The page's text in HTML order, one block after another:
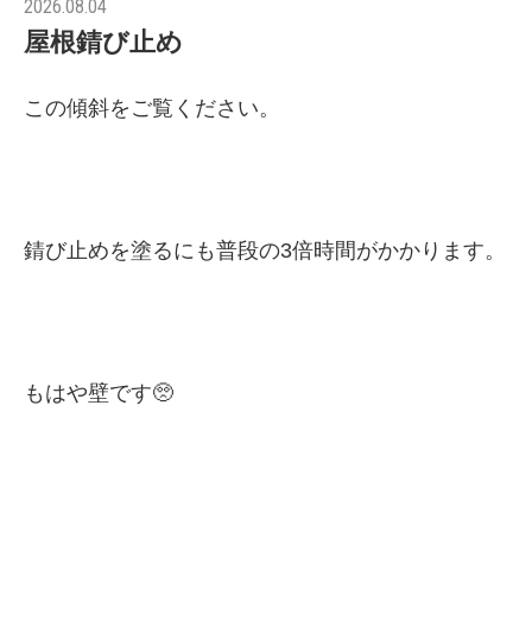
2026.08.04
屋根錆び止め
この傾斜をご覧ください。
錆び止めを塗るにも普段の3倍時間がかかります。
もはや壁です🥺